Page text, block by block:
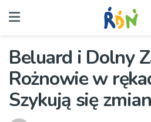
Beluard i Dolny
Rożnowie w
Szykują się